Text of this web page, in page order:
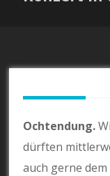
Ochtendung.
dürften
auch gerne